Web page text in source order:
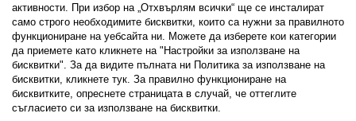
FacebookTwitterYoutubePinterestInstagram
Политика за използване на бисквитки (Cookies)
активности. При избор на „Отхвърлям всички“ ще се инсталират
само строго необходимитe бисквитки, които са нужни за правилното
функциониране на уебсайта ни. Можете да изберете кои категории
да приемете като кликнете на "Настройки за използване на
бисквитки". За да видите пълната ни Политика за използване на
бисквитки, кликнете тук. За правилно функциониране на
бисквитките, опреснете страницата в случай, че оттеглите
съгласието си за използване на бисквитки.